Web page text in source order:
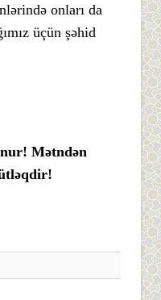
onları da
üçün şəhid
Mətndən